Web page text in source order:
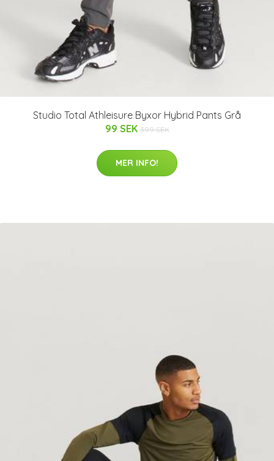
Studio Total Athleisure Byxor Hybrid Pants Grå
99 SEK 399 SEK
MER INFO!